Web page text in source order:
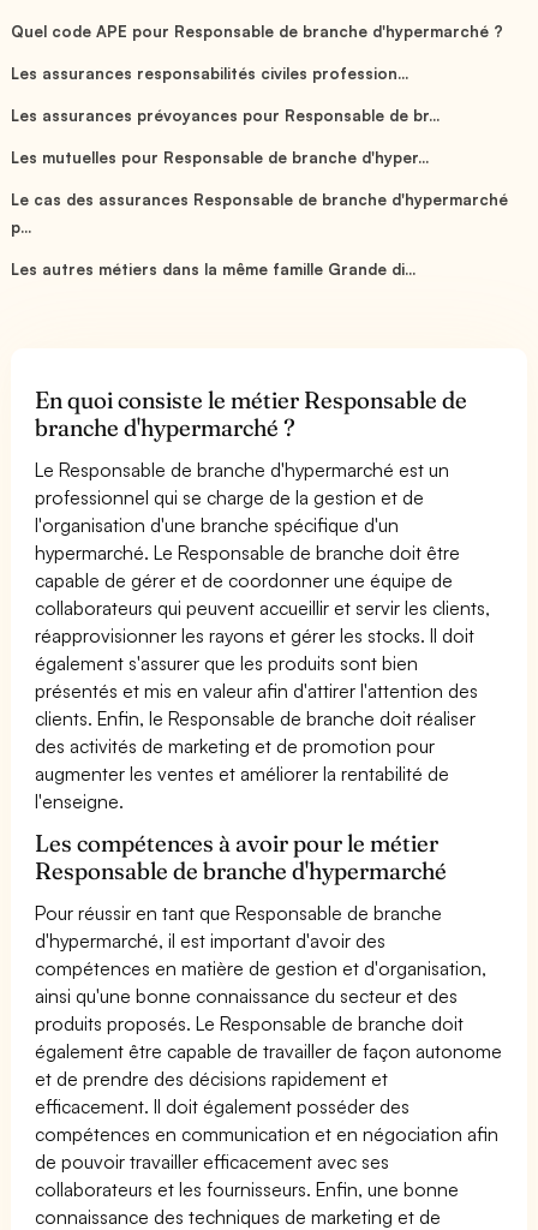
Quel code APE pour Responsable de branche d'hypermarché ?
Les assurances responsabilités civiles profession...
Les assurances prévoyances pour Responsable de br...
Les mutuelles pour Responsable de branche d'hyper...
Le cas des assurances Responsable de branche d'hypermarché
p...
Les autres métiers dans la même famille Grande di...
En quoi consiste le métier Responsable de
branche d'hypermarché ?
Le Responsable de branche d'hypermarché est un
professionnel qui se charge de la gestion et de
l'organisation d'une branche spécifique d'un
hypermarché. Le Responsable de branche doit être
capable de gérer et de coordonner une équipe de
collaborateurs qui peuvent accueillir et servir les clients,
réapprovisionner les rayons et gérer les stocks. Il doit
également s'assurer que les produits sont bien
présentés et mis en valeur afin d'attirer l'attention des
clients. Enfin, le Responsable de branche doit réaliser
des activités de marketing et de promotion pour
augmenter les ventes et améliorer la rentabilité de
l'enseigne.
Les compétences à avoir pour le métier
Responsable de branche d'hypermarché
Pour réussir en tant que Responsable de branche
d'hypermarché, il est important d'avoir des
compétences en matière de gestion et d'organisation,
ainsi qu'une bonne connaissance du secteur et des
produits proposés. Le Responsable de branche doit
également être capable de travailler de façon autonome
et de prendre des décisions rapidement et
efficacement. Il doit également posséder des
compétences en communication et en négociation afin
de pouvoir travailler efficacement avec ses
collaborateurs et les fournisseurs. Enfin, une bonne
connaissance des techniques de marketing et de